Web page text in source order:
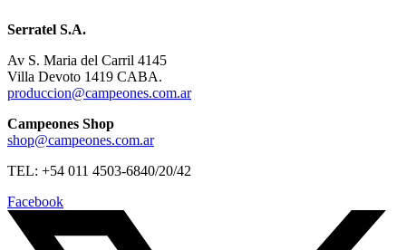
Serratel S.A.
Av S. Maria del Carril 4145
Villa Devoto 1419 CABA.
produccion@campeones.com.ar
Campeones Shop
shop@campeones.com.ar
TEL: +54 011 4503-6840/20/42
Facebook